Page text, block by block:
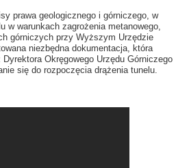
prawa geologicznego i górniczego, w
w warunkach zagrożenia metanowego,
górniczych przy Wyższym Urzędzie
niezbędna dokumentacja, która
Okręgowego Urzędu Górniczego
się do rozpoczęcia drążenia tunelu.